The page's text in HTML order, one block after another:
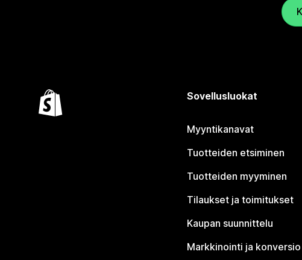
Sovellusluokat
Myyntikanavat
Tuotteiden etsiminen
Tuotteiden myyminen
Tilaukset ja toimitukset
Kaupan suunnittelu
Markkinointi ja konversio